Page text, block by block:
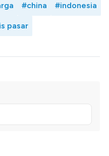
#china #indonesia
pasar